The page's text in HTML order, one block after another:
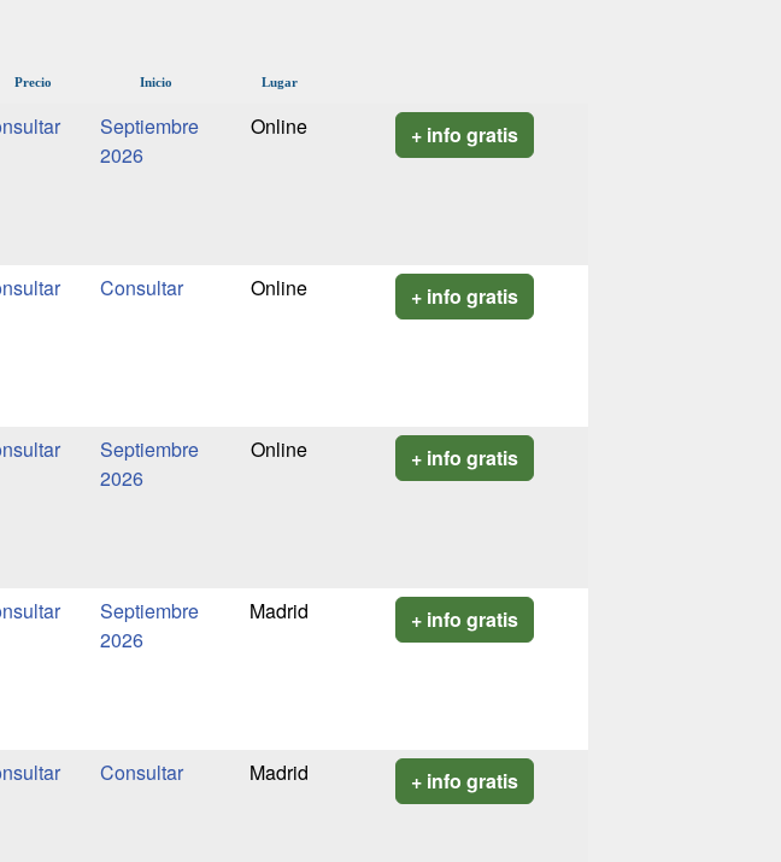
Precio Inicio Lugar
Septiembre
2026
Online + info gratis
Online + info gratis
Septiembre
2026
Online + info gratis
Septiembre
2026
Madrid + info gratis
Madrid + info gratis